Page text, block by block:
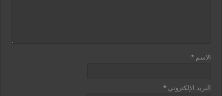
الاسم*
البريد الإلكتروني*